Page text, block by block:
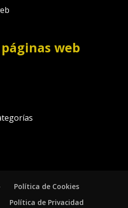
web
Política de Cookies
Política de Privacidad